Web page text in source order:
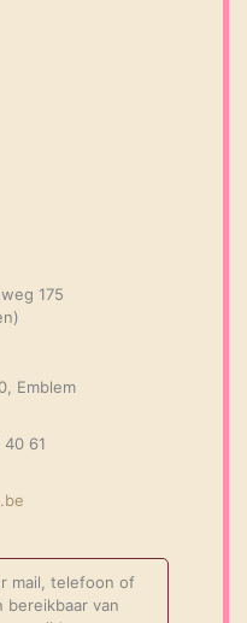
175
Emblem
61
mail, telefoon of
bereikbaar van